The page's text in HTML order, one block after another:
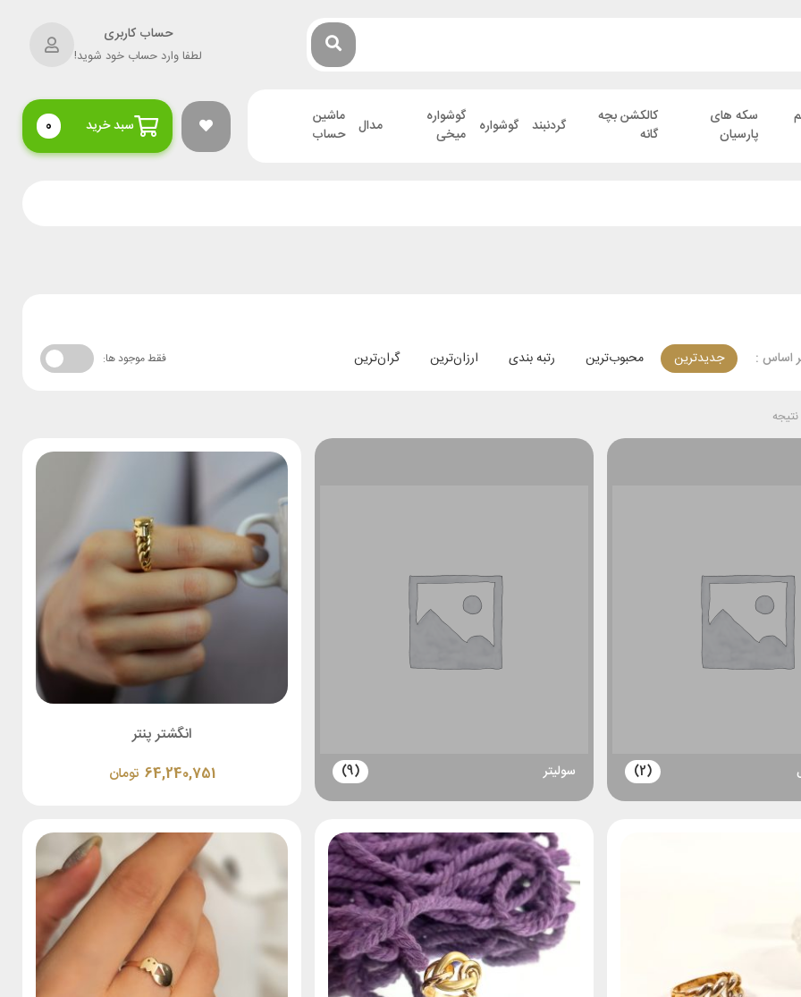
حساب کاربری
لطفا وارد حساب خود شوید!
سکه های
پارسیان
کالکشن بچه
گانه
گردنبند گوشواره
گوشواره
میخی
مدال
ماشین
حساب
سبد خرید 0
اساس : جدیدترین محبوب‌ترین رتبه بندی ارزان‌ترین گران‌ترین فقط موجود ها:
(2) سولیتر (9)
انگشتر پنتر
تومان 64,240,751